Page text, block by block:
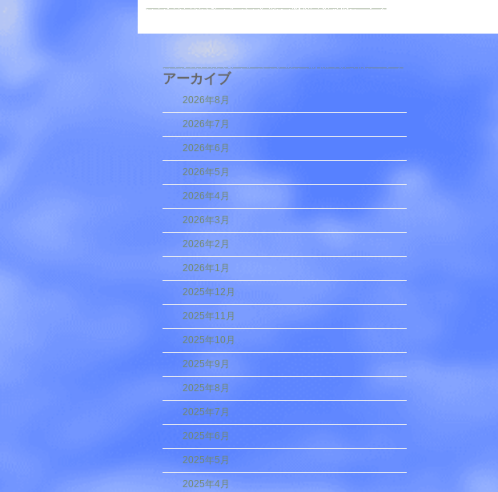
アーカイブ
2026年8月
2026年7月
2026年6月
2026年5月
2026年4月
2026年3月
2026年2月
2026年1月
2025年12月
2025年11月
2025年10月
2025年9月
2025年8月
2025年7月
2025年6月
2025年5月
2025年4月